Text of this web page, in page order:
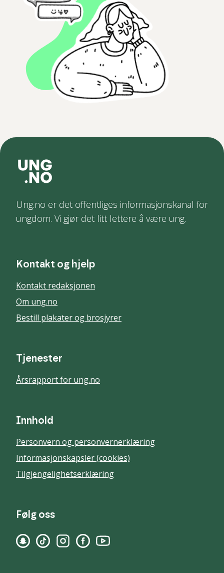
Ung.no er det offentliges informasjonskanal for
ungdom. Vi gjør det litt lettere å være ung.
Kontakt og hjelp
Kontakt redaksjonen
Om ung.no
Bestill plakater og brosjyrer
Tjenester
Årsrapport for ung.no
Innhold
Personvern og personvernerklæring
Informasjonskapsler (cookies)
Tilgjengelighetserklæring
Følg oss